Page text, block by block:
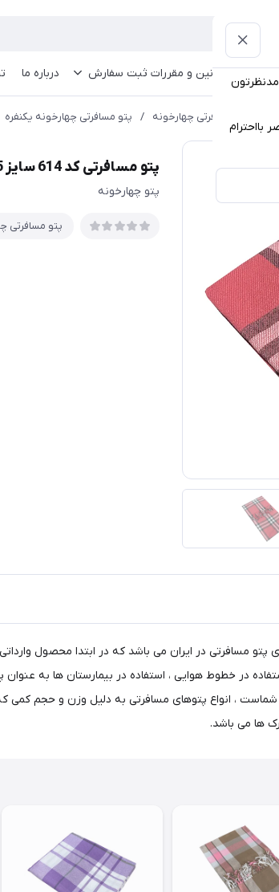
مجموعه پتومتو در بازه زمانی 9 صبح الی 19 عصر بااحترام
قوانین و مقررات ثبت سفارش درباره ما
پتو مسافرتی چهارخونه / پتو مسافرتی چهارخونه یکنفره
پتو مسافرتی کد 614 سایز 185x145 سانتی متر
پتو چهارخونه
پتو مسافرتی
در خطوط هوایی ، استفاده در بیمارستان ها به
، انواع پتوهای مسافرتی به دلیل وزن و حجم کمی که
ها می باشد.